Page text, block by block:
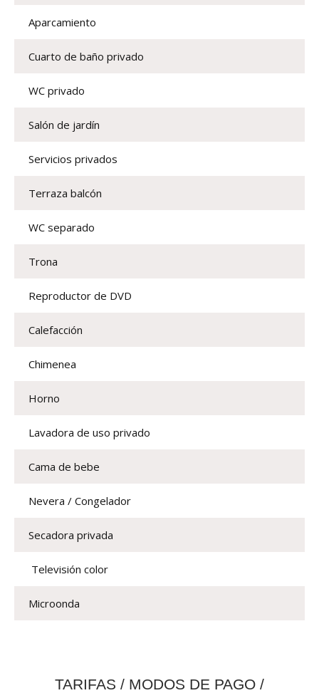
Aparcamiento
Cuarto de baño privado
WC privado
Salón de jardín
Servicios privados
Terraza balcón
WC separado
Trona
Reproductor de DVD
Calefacción
Chimenea
Horno
Lavadora de uso privado
Cama de bebe
Nevera / Congelador
Secadora privada
Televisión color
Microonda
TARIFAS / MODOS DE PAGO /